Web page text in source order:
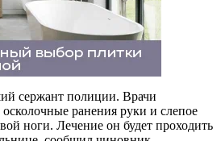
сержант полиции. Врачи
осколочные ранения руки и слепое
ноги. Лечение он будет проходить